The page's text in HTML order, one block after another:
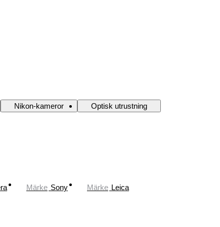
Nikon-kameror
Optisk utrustning
Märke Sony Märke Leica